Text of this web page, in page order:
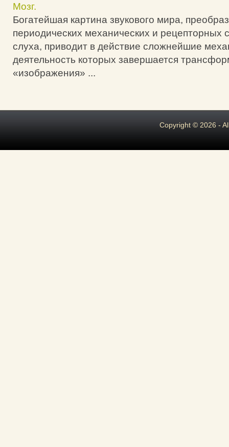
Мозг.
Богатейшая картина звукового мира,
периодических механических и рецепторных
слуха, приводит в действие сложнейшие
деятельность которых завершается
«изображения» ...
Copyright © 2026 -